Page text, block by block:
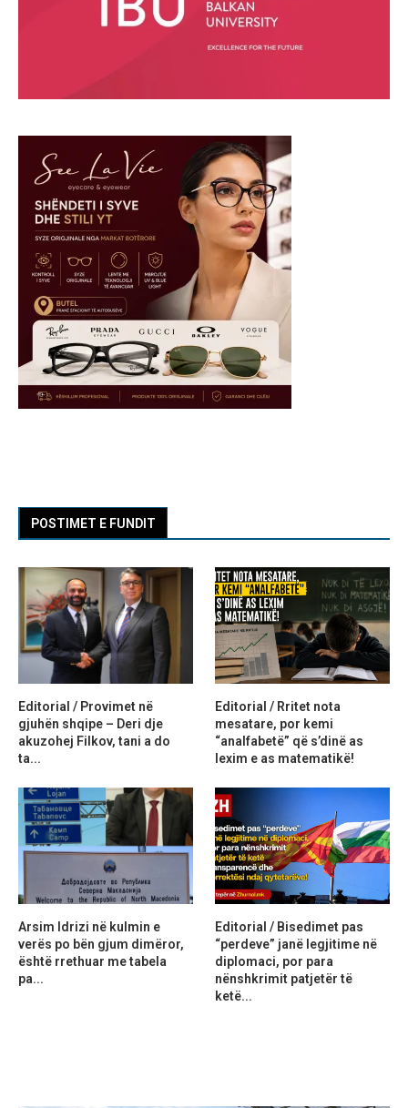
POSTIMET E FUNDIT
Editorial / Provimet në
gjuhën shqipe – Deri dje
akuzohej Filkov, tani a do
ta...
Editorial / Rritet nota
mesatare, por kemi
“analfabetë” që s’dinë as
lexim e as matematikë!
Arsim Idrizi në kulmin e
verës po bën gjum dimëror,
është rrethuar me tabela
pa...
Editorial / Bisedimet pas
“perdeve” janë legjitime në
diplomaci, por para
nënshkrimit patjetër të
ketë...